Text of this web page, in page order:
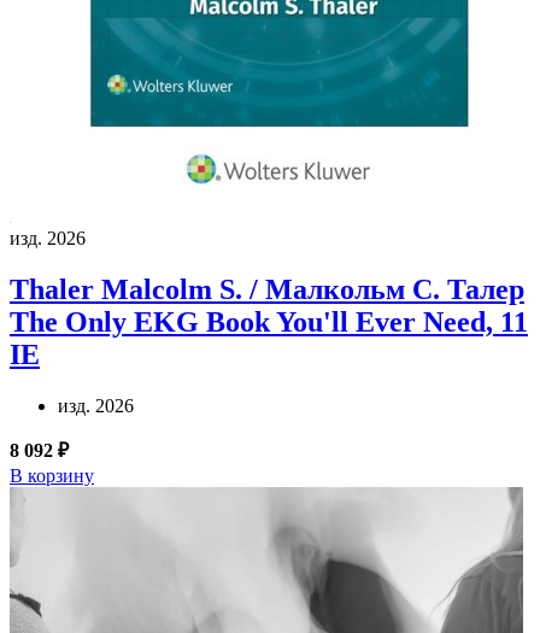
изд. 2026
Thaler Malcolm S. / Малкольм С. Талер
The Only EKG Book You'll Ever Need, 11
IE
изд. 2026
8 092 ₽
В корзину